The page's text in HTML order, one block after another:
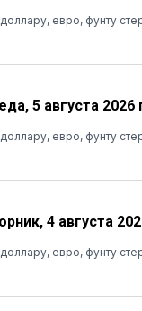
евро, фунту
5 августа 2026
евро, фунту
4 августа
евро, фунту